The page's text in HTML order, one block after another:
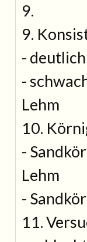
9.
9.
-
-
Lehm
10.
-
Lehm
-
11.